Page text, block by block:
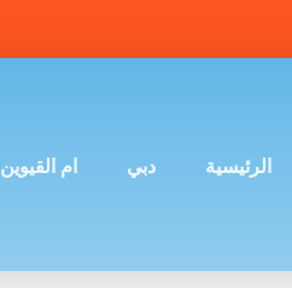
الرئيسية دبي ام القيوين